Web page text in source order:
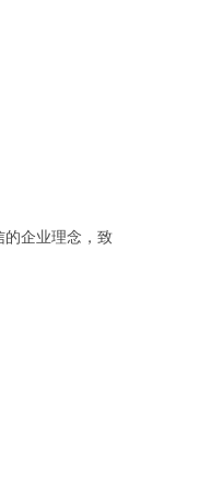
的企业理念，致